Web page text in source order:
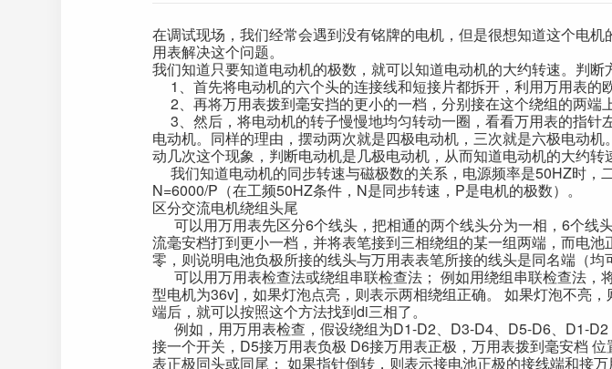
在调试现场，我们经常会遇到没有铭牌的电机，但是很想知道这个电
用表解决这个问题。
我们知道只要知道电动机的极数，就可以知道电动机的大约转速。判断
1、首先将电动机的六个头的连接线和短接片都拆开，利用万用表的
2、再将万用表拨到毫安挡的更小的一档，分别接在这个绕组的两端上
3、然后，将电动机的转子慢慢地均匀转动一圈，看看万用表的指针
电动机。同样的理由，摆动两次就是四极电动机，三次就是六极电动
动几次这个现象，判断电动机是几极电动机，从而知道电动机的大约转
我们知道电动机的同步转速与磁极数的关系，电源频率是50HZ时，
N=6000/P（在工频50HZ条件，N是同步转速，P是电机的极数）。
区分交流电机绕组头尾
可以用万用表先区分6个线头，把相通的两个线头分为一相，6个线
流毫安档打到更小一档，并将表笔接到三相绕组的某一组两端，而电
零，则说明电池负极所接的线头与万用表表笔所接的线头是同名端（
可以用万用表检查法或绕组串联检查法； 例如用绕组串联检查法，
型电机为36v]，如果灯泡点亮，则表示两相绕组正确。 如果灯泡不亮
端后，就可以按照这个方法找到di三相了。
例如，用万用表检查，假设绕组为D1-D2、D3-D4、D5-D6、D1-
接一个开关，D5接万用表负极 D6接万用表正极，万用表拨到毫安档
表正极同头或同尾； 如果指针倒转，则表示接电池正极的接线端和接